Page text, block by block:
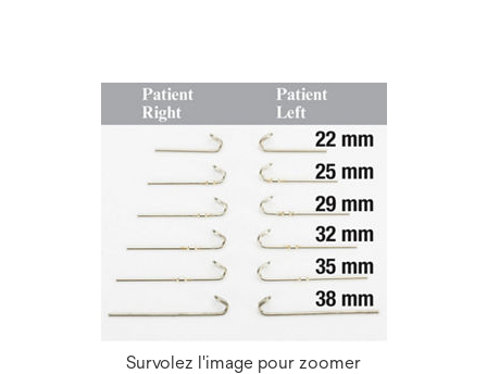
Survolez l'image pour zoomer